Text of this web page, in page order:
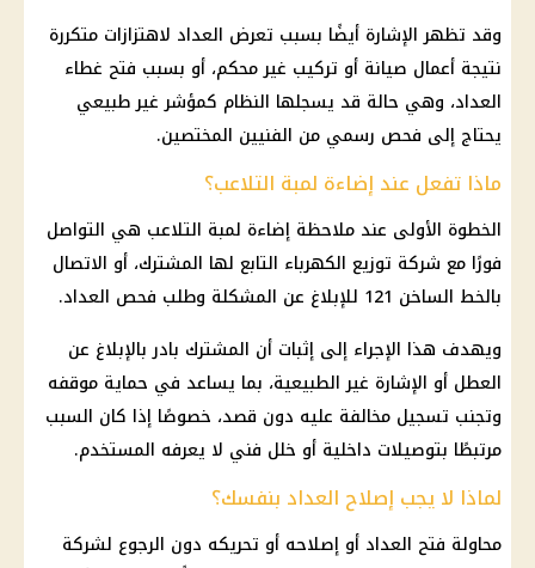
وقد تظهر الإشارة أيضًا بسبب تعرض العداد لاهتزازات متكررة
نتيجة أعمال صيانة أو تركيب غير محكم، أو بسبب فتح غطاء
العداد، وهي حالة قد يسجلها النظام كمؤشر غير طبيعي
يحتاج إلى فحص رسمي من الفنيين المختصين.
ماذا تفعل عند إضاءة لمبة التلاعب؟
الخطوة الأولى عند ملاحظة إضاءة لمبة التلاعب هي التواصل
فورًا مع شركة توزيع الكهرباء التابع لها المشترك، أو الاتصال
بالخط الساخن 121 للإبلاغ عن المشكلة وطلب فحص العداد.
ويهدف هذا الإجراء إلى إثبات أن المشترك بادر بالإبلاغ عن
العطل أو الإشارة غير الطبيعية، بما يساعد في حماية موقفه
وتجنب تسجيل مخالفة عليه دون قصد، خصوصًا إذا كان السبب
مرتبطًا بتوصيلات داخلية أو خلل فني لا يعرفه المستخدم.
لماذا لا يجب إصلاح العداد بنفسك؟
محاولة فتح العداد أو إصلاحه أو تحريكه دون الرجوع لشركة